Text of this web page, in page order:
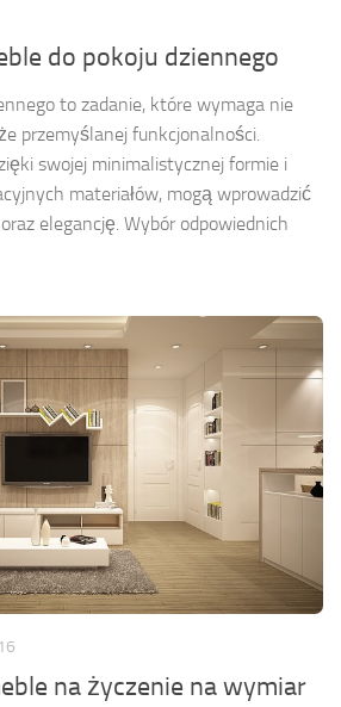
do pokoju dziennego
to zadanie, które wymaga nie
przemyślanej funkcjonalności.
swojej minimalistycznej formie i
materiałów, mogą wprowadzić
elegancję. Wybór odpowiednich
na życzenie na wymiar